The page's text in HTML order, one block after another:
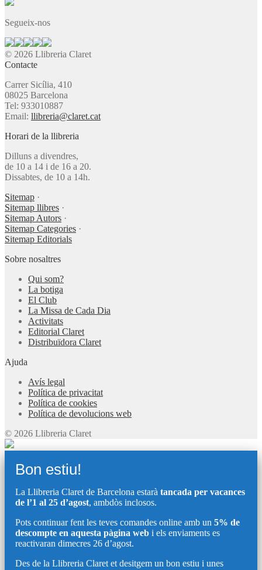
Segueix-nos
© 2026 Llibreria Claret
Contacte
Carrer Sicília, 410
08025 Barcelona
Tel: 933010887
Email: llibreria@claret.cat
Horari de la llibreria
Dilluns a divendres,
de 10 a 14 i de 16 a 20.
Dissabtes, de 10 a 14h.
Sitemap ·
Sitemap llibres ·
Sitemap Autors ·
Sitemap Categories ·
Sitemap Editorials
Sobre nosaltres
Qui som?
La botiga
El Club
La Missa de Cada Dia
Activitats
Editorial Claret
Distribuïdora Claret
Ajuda
Avís legal
Política de privacitat
Política de cookies
Política de devolucions web
© 2026 Llibreria Claret
Bon estiu!
La Llibreria Claret de Barcelona estarà tancada per vacances
de l’1 al 25 d’agost, ambdòs inclosos.
Pots continuar fent les teves comandes online amb un 5% de
descompte en aquesta pàgina web i els enviaments es
reactivaran dimecres 26 d’agost.
Des de la Llibreria Claret et desitgem un bon estiu i unes